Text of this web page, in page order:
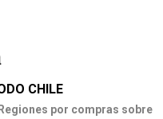
CHILE
por compras sobre